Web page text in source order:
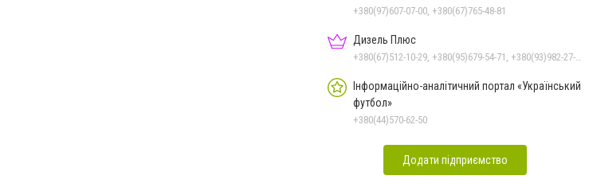
+380(97)607-07-00, +380(67)765-48-81
Дизель Плюс
Інформаційно-аналітичний портал «Український
футбол»
+380(44)570-62-50
Додати підприємство